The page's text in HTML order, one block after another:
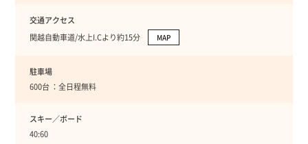
交通アクセス
関越自動車道/水上I.Cより約15分
MAP
駐車場
600台 ：全日程無料
スキー／ボード
40:60